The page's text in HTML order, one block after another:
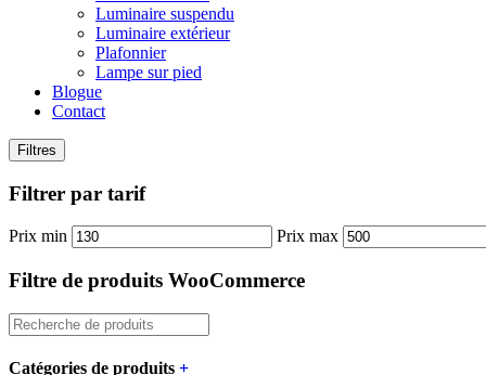
Luminaire suspendu
Luminaire extérieur
Plafonnier
Lampe sur pied
Blogue
Contact
Filtres
Filtrer par tarif
Prix min Prix max
Filtre de produits WooCommerce
Catégories de produits +